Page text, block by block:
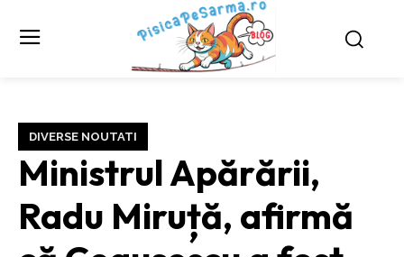
DIVERSE NOUTATI
Ministrul Apărării,
Radu Miruță, afirmă